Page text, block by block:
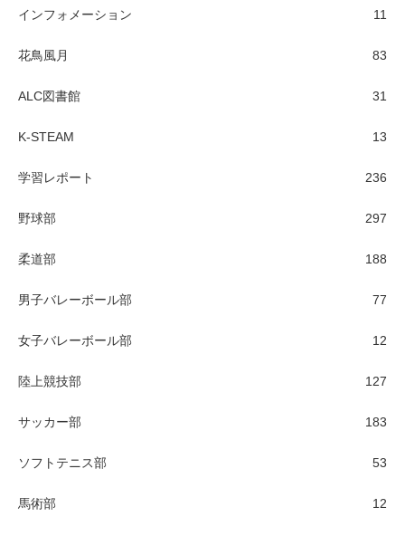
インフォメーション 11
花鳥風月 83
ALC図書館 31
K-STEAM 13
学習レポート 236
野球部 297
柔道部 188
男子バレーボール部 77
女子バレーボール部 12
陸上競技部 127
サッカー部 183
ソフトテニス部 53
馬術部 12